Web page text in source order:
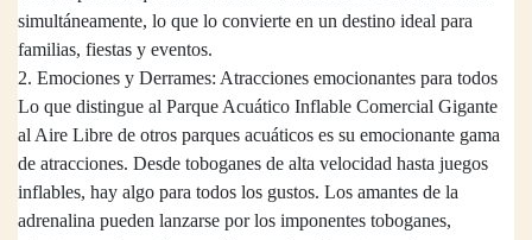
simultáneamente, lo que lo convierte en un destino ideal para
familias, fiestas y eventos.
2. Emociones y Derrames: Atracciones emocionantes para todos
Lo que distingue al Parque Acuático Inflable Comercial Gigante
al Aire Libre de otros parques acuáticos es su emocionante gama
de atracciones. Desde toboganes de alta velocidad hasta juegos
inflables, hay algo para todos los gustos. Los amantes de la
adrenalina pueden lanzarse por los imponentes toboganes,